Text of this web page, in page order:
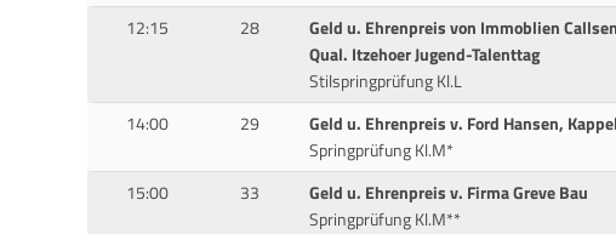
12:15 28
Geld u. Ehrenpreis von Immoblien Callsen
Qual. Itzehoer Jugend-Talenttag
Stilspringprüfung Kl.L
14:00 29
Geld u. Ehrenpreis v. Ford Hansen,
Springprüfung Kl.M*
15:00 33
Geld u. Ehrenpreis v. Firma Greve Bau
Springprüfung Kl.M**